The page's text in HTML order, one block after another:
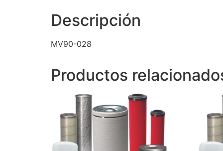
Descripción
MV90-028
Productos